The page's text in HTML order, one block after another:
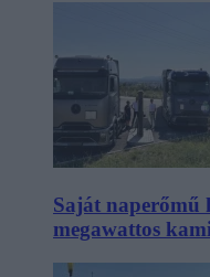
Saját naperőmű
megawattos